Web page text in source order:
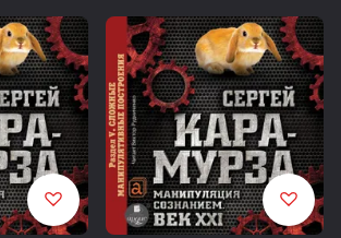
системы.